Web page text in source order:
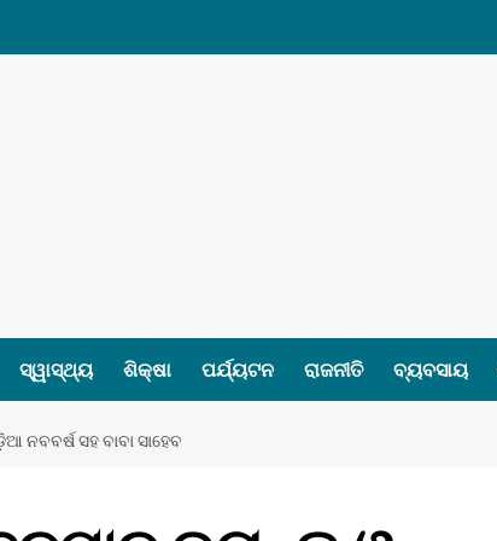
ସ୍ୱାସ୍ଥ୍ୟ ଶିକ୍ଷା ପର୍ଯ୍ୟଟନ ରାଜନୀତି ବ୍ୟବସାୟ
ସହ ବାବା ସାହେବ